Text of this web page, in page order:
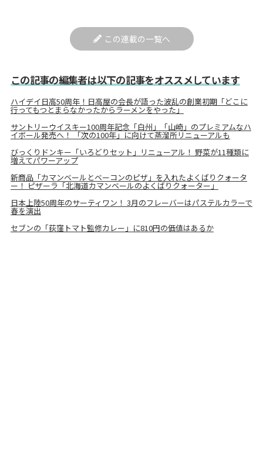
この連載の一覧へ
この記事の編集者は以下の記事をオススメしています
ハイデイ日高50周年！日高屋の会長が語った波乱の創業初期「どこに
行ってもつとまらなかったからラーメンをやった」
サントリーウイスキー100周年記念「白州」「山崎」のプレミアムなハ
イボール発売へ！ 「次の100年」に向けて蒸溜所リニューアルも
びっくりドンキー「いろどりセット」リニューアル！ 野菜が11種類に
増えてパワーアップ
新商品「カマンベールとベーコンのピザ」を入れたよくばりクォータ
ー！ ピザーラ「北海道カマンベールのよくばりクォーター」
日本上陸50周年のサーティワン！ 3月のフレーバーはパステルカラーで
春を演出
セブンの「荻窪トマト監修カレー」に810円の価値はあるか